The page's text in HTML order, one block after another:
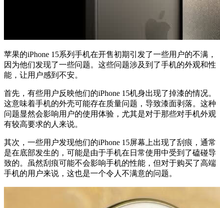
苹果的iPhone 15系列手机在开售初期引发了一些用户的不满，
因为他们发现了一些问题。这些问题涉及到了手机的外观和性
能，让用户感到不安。
首先，有些用户反映他们的iPhone 15机身出现了掉漆的情况。
这意味着手机的外壳可能存在质量问题，导致漆面剥落。这种
问题显然会影响用户的使用体验，尤其是对于那些对手机外观
有较高要求的人来说。
其次，一些用户发现他们的iPhone 15屏幕上出现了刮痕，通常
是在底部发生的，可能是由于手机在日常使用中受到了磕碰导
致的。虽然刮痕可能不会影响手机的性能，但对于购买了高端
手机的用户来说，这也是一个令人不满意的问题。